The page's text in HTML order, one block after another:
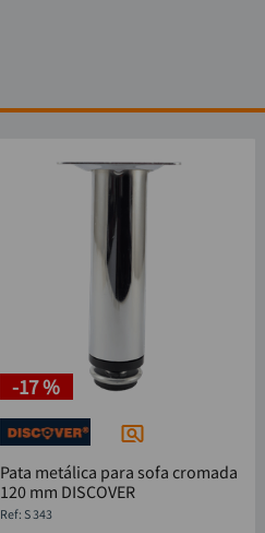
-17 %
Pata metálica para sofa cromada
120 mm DISCOVER
: S 343